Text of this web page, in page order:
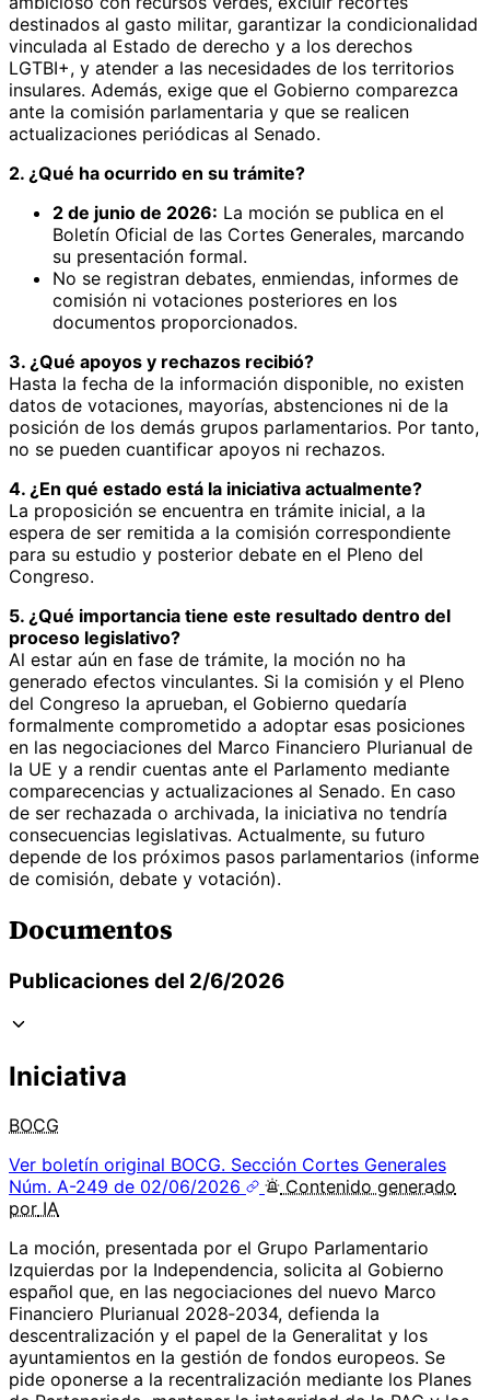
destinados al gasto militar, garantizar la condicionalidad
vinculada al Estado de derecho y a los derechos
LGTBI+, y atender a las necesidades de los territorios
insulares. Además, exige que el Gobierno comparezca
ante la comisión parlamentaria y que se realicen
actualizaciones periódicas al Senado.
2. ¿Qué ha ocurrido en su trámite?
2 de junio de 2026: La moción se publica en el
Boletín Oficial de las Cortes Generales, marcando
su presentación formal.
No se registran debates, enmiendas, informes de
comisión ni votaciones posteriores en los
documentos proporcionados.
3. ¿Qué apoyos y rechazos recibió?
Hasta la fecha de la información disponible, no existen
datos de votaciones, mayorías, abstenciones ni de la
posición de los demás grupos parlamentarios. Por tanto,
no se pueden cuantificar apoyos ni rechazos.
4. ¿En qué estado está la iniciativa actualmente?
La proposición se encuentra en trámite inicial, a la
espera de ser remitida a la comisión correspondiente
para su estudio y posterior debate en el Pleno del
Congreso.
5. ¿Qué importancia tiene este resultado dentro del
proceso legislativo?
Al estar aún en fase de trámite, la moción no ha
generado efectos vinculantes. Si la comisión y el Pleno
del Congreso la aprueban, el Gobierno quedaría
formalmente comprometido a adoptar esas posiciones
en las negociaciones del Marco Financiero Plurianual de
la UE y a rendir cuentas ante el Parlamento mediante
comparecencias y actualizaciones al Senado. En caso
de ser rechazada o archivada, la iniciativa no tendría
consecuencias legislativas. Actualmente, su futuro
depende de los próximos pasos parlamentarios (informe
de comisión, debate y votación).
Documentos
Publicaciones del 2/6/2026
Iniciativa
BOCG
Ver boletín original BOCG. Sección Cortes Generales
Núm. A-249 de 02/06/2026
Contenido generado
por IA
La moción, presentada por el Grupo Parlamentario
Izquierdas por la Independencia, solicita al Gobierno
español que, en las negociaciones del nuevo Marco
Financiero Plurianual 2028‑2034, defienda la
descentralización y el papel de la Generalitat y los
ayuntamientos en la gestión de fondos europeos. Se
pide oponerse a la recentralización mediante los Planes